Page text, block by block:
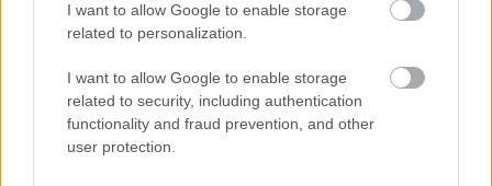
I want to allow Google to enable storage
related to personalization.
I want to allow Google to enable storage
related to security, including authentication
functionality and fraud prevention, and other
user protection.